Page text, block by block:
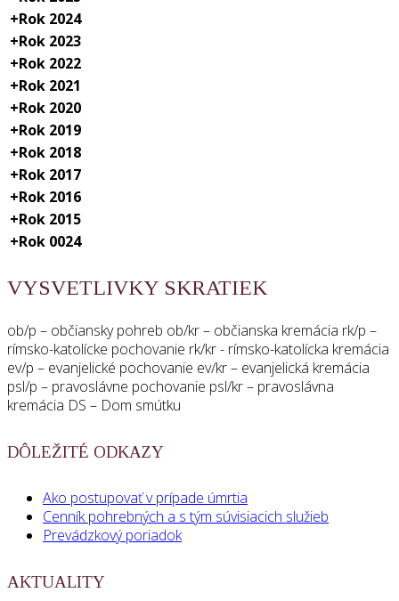
+Rok 2024
+Rok 2023
+Rok 2022
+Rok 2021
+Rok 2020
+Rok 2019
+Rok 2018
+Rok 2017
+Rok 2016
+Rok 2015
+Rok 0024
VYSVETLIVKY SKRATIEK
ob/p – občiansky pohreb ob/kr – občianska kremácia rk/p –
rímsko-katolícke pochovanie rk/kr - rímsko-katolícka kremácia
ev/p – evanjelické pochovanie ev/kr – evanjelická kremácia
psl/p – pravoslávne pochovanie psl/kr – pravoslávna
kremácia DS – Dom smútku
DÔLEŽITÉ ODKAZY
Ako postupovať v prípade úmrtia
Cenník pohrebných a s tým súvisiacich služieb
Prevádzkový poriadok
AKTUALITY